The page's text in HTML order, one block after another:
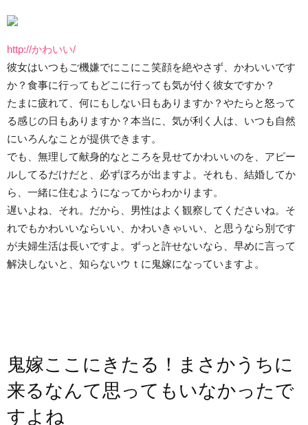
http://かわいい/
彼女はいつもご機嫌でにこにこ笑顔を絶やさず、かわいいです
か？食事に行ってもどこに行っても気が付く彼女ですか？
たまに疲れて、何にもしない日もありますか？やたらと怒って
る感じの日もありますか？本当に、気が利く人は、いつも自然
にいろんなことが提供できます。
でも、無理して献身的なところを見せてかわいいのを、アピー
ルしてるだけだと、必ずぼろが出ますよ。それも、結婚してか
ら、一緒に住むようになってからわかります。
遅いよね、それ。だから、男性はよく観察してくださいね。そ
れでもかわいいならいい、かわいきゃいい、と思うなら別です
が夫婦生活は長いですよ。ずっと許せないなら、早めに言って
解決しないと、知らないウｔに鬼嫁になっていますよ。
鬼嫁ここにきたる！まさかうちに
来るなんて思ってもいなかったで
すよね